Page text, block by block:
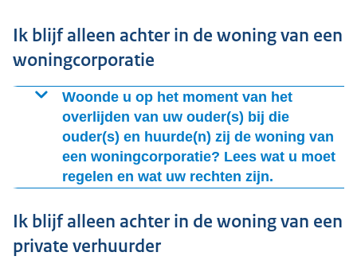
Ik blijf alleen achter in de woning van een
woningcorporatie
Woonde u op het moment van het
overlijden van uw ouder(s) bij die
ouder(s) en huurde(n) zij de woning van
een woningcorporatie? Lees wat u moet
regelen en wat uw rechten zijn.
uitzetten
De woningcorporatie mag u niet uit uw ouderlijke
Ik blijf alleen achter in de woning van een
private verhuurder